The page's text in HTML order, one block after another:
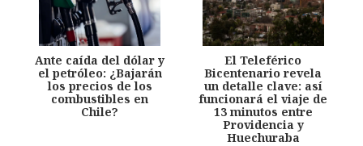
Ante caída del dólar y
el petróleo: ¿Bajarán
los precios de los
combustibles en
Chile?
El Teleférico
Bicentenario revela
un detalle clave: así
funcionará el viaje de
13 minutos entre
Providencia y
Huechuraba